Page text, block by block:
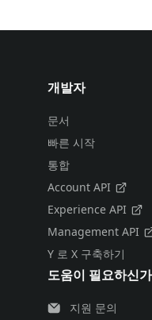
개발자
문서
빠른 시작
통합
Account API
Experience API
Management API
Y 로 X 구축하기
도움이 필요하신
지원 문의